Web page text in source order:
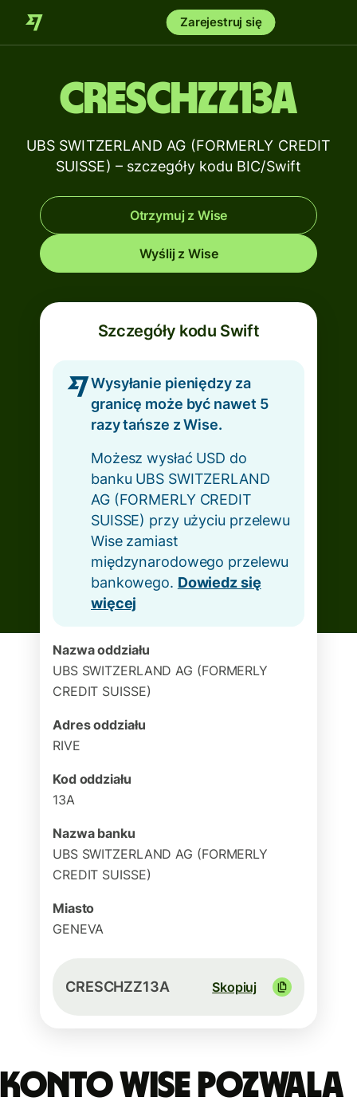
Zarejestruj się
CRESCHZZ13A
UBS SWITZERLAND AG (FORMERLY CREDIT
SUISSE) – szczegóły kodu BIC/Swift
Otrzymuj z Wise
Wyślij z Wise
Szczegóły kodu Swift
Wysyłanie pieniędzy za
granicę może być nawet 5
razy tańsze z Wise.
Możesz wysłać USD do
banku UBS SWITZERLAND
AG (FORMERLY CREDIT
SUISSE) przy użyciu przelewu
Wise zamiast
międzynarodowego przelewu
bankowego. Dowiedz się
więcej
Nazwa oddziału
UBS SWITZERLAND AG (FORMERLY
CREDIT SUISSE)
Adres oddziału
RIVE
Kod oddziału
13A
Nazwa banku
UBS SWITZERLAND AG (FORMERLY
CREDIT SUISSE)
Miasto
GENEVA
CRESCHZZ13A Skopiuj
Konto Wise pozwala